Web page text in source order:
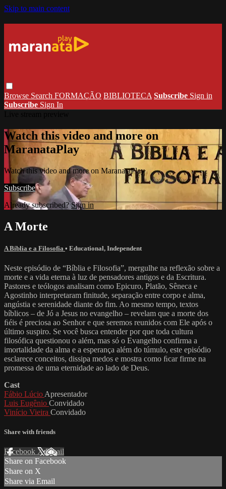
Skip to main content
Browse Search FORMAÇÃO BIBLIOTECA Subscribe Sign in
Subscribe Sign In
Watch this video and more on
MaranataPlay
Watch this video and more on MaranataPlay
Subscribe
Already subscribed?Sign in
A Morte
A Bíblia e a Filosofia • Educational, Independent
Neste episódio de “Bíblia e Filosofia”, mergulhe na reflexão sobre a
morte e a vida eterna à luz de pensadores antigos e da Escritura.
Pastores e teólogos analisam como Epicuro, Platão, Sêneca e
Agostinho interpretaram finitude, separação entre corpo e alma,
angústia e serenidade diante do fim. Ao mesmo tempo, textos
bíblicos – de Jó a Jesus no evangelho – revelam que a morte dos
ﬁéis é preciosa ao Senhor e que seremos reunidos com Ele após o
último suspiro. Se você busca entender por que toda cultura
filosófica questionou o além, mas só o Evangelho confirma a
imortalidade da alma e a esperança além do túmulo, este episódio
esclarece conceitos, dissipa medos e mostra como ﬁcar firme na
promessa de uma eternidade ao lado de Deus.
Cast
Fábio Lúcio Apresentador
Luis Eugênio Convidado
Vinício Vieira Convidado
Share with friends
Facebook XEmail
Share on Facebook
Share on X
Share via Email